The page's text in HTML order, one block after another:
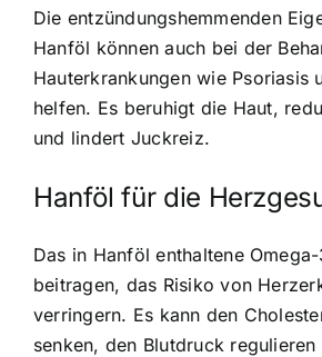
Die entzündungshemmenden
Hanföl können auch bei der
Hauterkrankungen wie Psoriasis
helfen. Es beruhigt die Haut,
und lindert Juckreiz.
Hanföl für die
Das in Hanföl enthaltene
beitragen, das Risiko von
verringern. Es kann den
senken, den Blutdruck regulieren